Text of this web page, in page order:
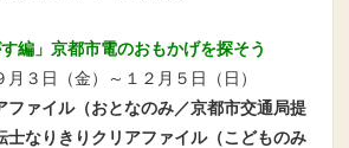
編」京都市電のおもかげを探そう
月３日（金）～１２月５日（日）
ファイル（おとなのみ／京都市交通局提
士なりきりクリアファイル（こどものみ